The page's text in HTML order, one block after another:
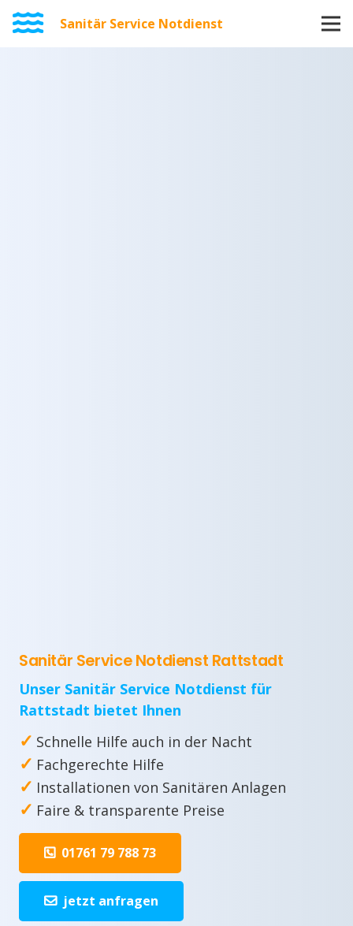
Sanitär Service Notdienst
Sanitär Service Notdienst Rattstadt
Unser Sanitär Service Notdienst für
Rattstadt bietet Ihnen
✓ Schnelle Hilfe auch in der Nacht
✓ Fachgerechte Hilfe
✓ Installationen von Sanitären Anlagen
✓ Faire & transparente Preise
01761 79 788 73
jetzt anfragen